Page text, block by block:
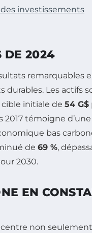
investissements
DE 2024
remarquables
durables. Les actifs
cible initiale de 54 G$
2017 témoigne
bas
de 69 %,
2030.
EN
non